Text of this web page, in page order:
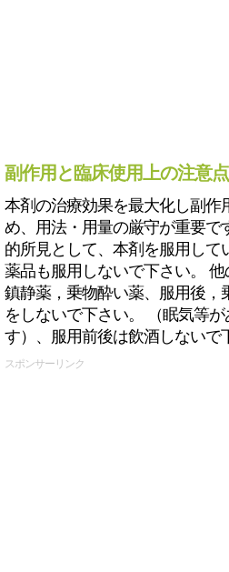
副作用と臨床使用上の注意点
本剤の治療効果を最大化し副作
め、用法・用量の厳守が重要で
的所見として、本剤を服用して
薬品も服用しないで下さい。 他
鎮静薬，乗物酔い薬、服用後，
をしないで下さい。 （眠気等
す）、服用前後は飲酒しないで
スポンサーリンク